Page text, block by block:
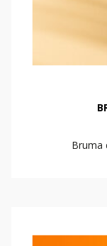
Bruma